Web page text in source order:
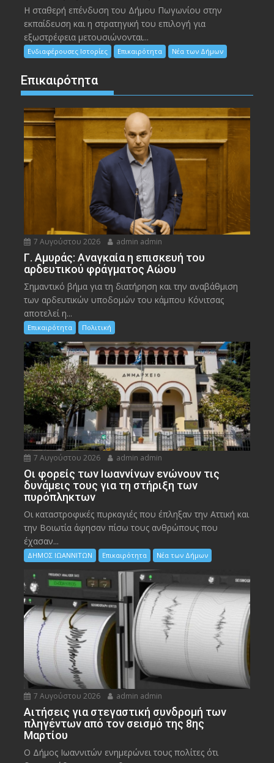
Η σταθερή επένδυση του Δήμου Πωγωνίου στην
εκπαίδευση και η στρατηγική του επιλογή για
εξωστρέφεια μετουσιώνονται...
Ενδιαφέρουσες Ιστορίες Επικαιρότητα Νέα των Δήμων
Επικαιρότητα
7 Αυγούστου 2026 admin admin
Γ. Αμυράς: Αναγκαία η επισκευή του
αρδευτικού φράγματος Αώου
Σημαντικό βήμα για τη διατήρηση και την αναβάθμιση
των αρδευτικών υποδομών του κάμπου Κόνιτσας
αποτελεί η...
Επικαιρότητα Πολιτική
7 Αυγούστου 2026 admin admin
Οι φορείς των Ιωαννίνων ενώνουν τις
δυνάμεις τους για τη στήριξη των
πυρόπληκτων
Οι καταστροφικές πυρκαγιές που έπληξαν την Αττική και
την Bοιωτία άφησαν πίσω τους ανθρώπους που
έχασαν...
ΔΗΜΟΣ ΙΩΑΝΝΙΤΩΝ Επικαιρότητα Νέα των Δήμων
7 Αυγούστου 2026 admin admin
Αιτήσεις για στεγαστική συνδρομή των
πληγέντων από τον σεισμό της 8ης
Μαρτίου
Ο Δήμος Ιωαννιτών ενημερώνει τους πολίτες ότι